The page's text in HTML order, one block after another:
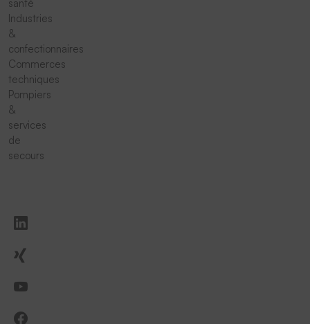
santé
Industries
&
confectionnaires
Commerces
techniques
Pompiers
&
services
de
secours